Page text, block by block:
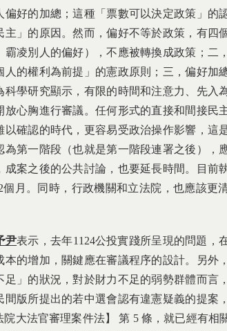
好的加總；這種「票數可以決定政策」的
主」的原因。然而，偏好不等於政策，有四
凌別人的偏好），不應被轉換成政策；二
的權利為前提」的憲政原則；三，偏好加
學研究顯示，有限的時間和注意力、先入
心胸進行審議。任何形式的直接和間接民
以確認的時代，更容易受政治操作影響，這
第一階段（也就是第一階段連署之後），
案之後的公共討論，也要延長時間。目前
個月。同時，行政機關和立法院，也應該更
尹表示，去年1124公投實踐所呈現的問題，
的增加，關鍵應在審議程序的設計。另外
足」的狀況，對於財力不足的弱勢群體而言
版所提出的若中選會認有違憲疑義的提案
大法官審理案件法】 第 5 條，就已經有相